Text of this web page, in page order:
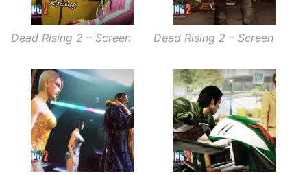
Dead Rising 2 – Screen Dead Rising 2 – Screen